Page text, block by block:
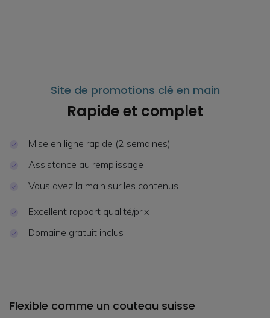
Site de promotions clé en main
Rapide et complet
Mise en ligne rapide (2 semaines)
Assistance au remplissage
Vous avez la main sur les contenus
Excellent rapport qualité/prix
Domaine gratuit inclus
Flexible comme un couteau suisse